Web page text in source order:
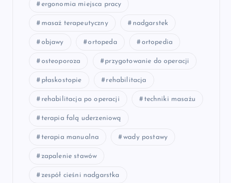
ergonomia miejsca pracy
masaż terapeutyczny nadgarstek
objawy ortopeda ortopedia
osteoporoza przygotowanie do operacji
płaskostopie rehabilitacja
rehabilitacja po operacji techniki masażu
terapia falą uderzeniową
terapia manualna wady postawy
zapalenie stawów
zespół cieśni nadgarstka